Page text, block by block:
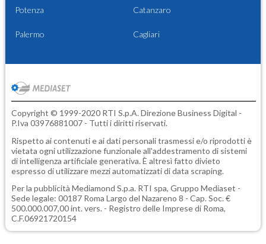
Potenza Catanzaro
Palermo Cagliari
Copyright © 1999-2020 RTI S.p.A. Direzione Business Digital -
P.Iva 03976881007 - Tutti i diritti riservati.
Rispetto ai contenuti e ai dati personali trasmessi e/o riprodotti è
vietata ogni utilizzazione funzionale all'addestramento di sistemi
di intelligenza artificiale generativa. È altresì fatto divieto
espresso di utilizzare mezzi automatizzati di data scraping.
Per la pubblicità Mediamond S.p.a. RTI spa, Gruppo Mediaset -
Sede legale: 00187 Roma Largo del Nazareno 8 - Cap. Soc. €
500.000.007,00 int. vers. - Registro delle Imprese di Roma,
C.F.06921720154